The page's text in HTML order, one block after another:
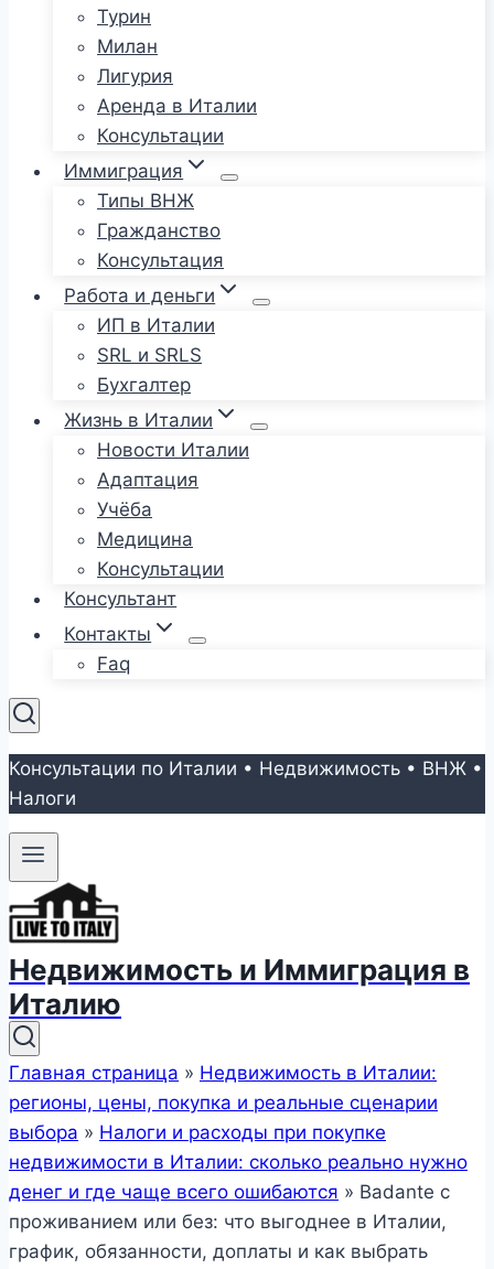
Турин
Милан
Лигурия
Аренда в Италии
Консультации
Иммиграция
Типы ВНЖ
Гражданство
Консультация
Работа и деньги
ИП в Италии
SRL и SRLS
Бухгалтер
Жизнь в Италии
Новости Италии
Адаптация
Учёба
Медицина
Консультации
Консультант
Контакты
Faq
Консультации по Италии • Недвижимость • ВНЖ •
Налоги
Недвижимость и Иммиграция в
Италию
Главная страница » Недвижимость в Италии:
регионы, цены, покупка и реальные сценарии
выбора » Налоги и расходы при покупке
недвижимости в Италии: сколько реально нужно
денег и где чаще всего ошибаются » Badante с
проживанием или без: что выгоднее в Италии,
график, обязанности, доплаты и как выбрать